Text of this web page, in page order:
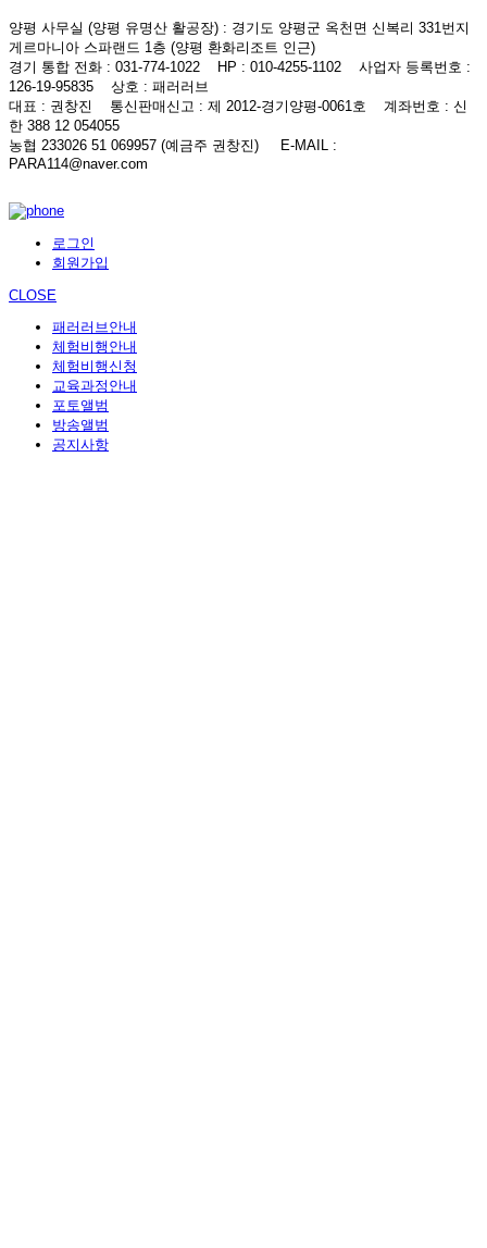
양평 사무실 (양평 유명산 활공장) : 경기도 양평군 옥천면 신복리 331번지
게르마니아 스파랜드 1층 (양평 환화리조트 인근)
경기 통합 전화 : 031-774-1022 HP : 010-4255-1102 사업자 등록번호 :
126-19-95835 상호 : 패러러브
대표 : 권창진 통신판매신고 : 제 2012-경기양평-0061호 계좌번호 : 신
한 388 12 054055
농협 233026 51 069957 (예금주 권창진)
E-MAIL
:
PARA114@naver.com
로그인
회원가입
CLOSE
패러러브안내
체험비행안내
체험비행신청
교육과정안내
포토앨범
방송앨범
공지사항